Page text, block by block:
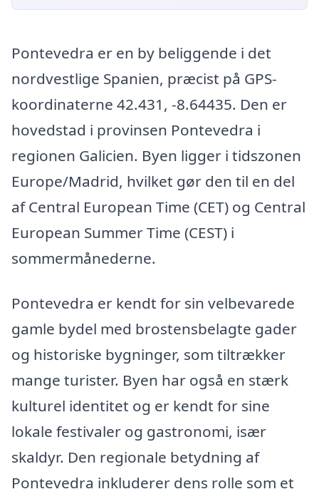
Pontevedra er en by beliggende i det
nordvestlige Spanien, præcist på GPS-
koordinaterne 42.431, -8.64435. Den er
hovedstad i provinsen Pontevedra i
regionen Galicien. Byen ligger i tidszonen
Europe/Madrid, hvilket gør den til en del
af Central European Time (CET) og Central
European Summer Time (CEST) i
sommermånederne.
Pontevedra er kendt for sin velbevarede
gamle bydel med brostensbelagte gader
og historiske bygninger, som tiltrækker
mange turister. Byen har også en stærk
kulturel identitet og er kendt for sine
lokale festivaler og gastronomi, især
skaldyr. Den regionale betydning af
Pontevedra inkluderer dens rolle som et